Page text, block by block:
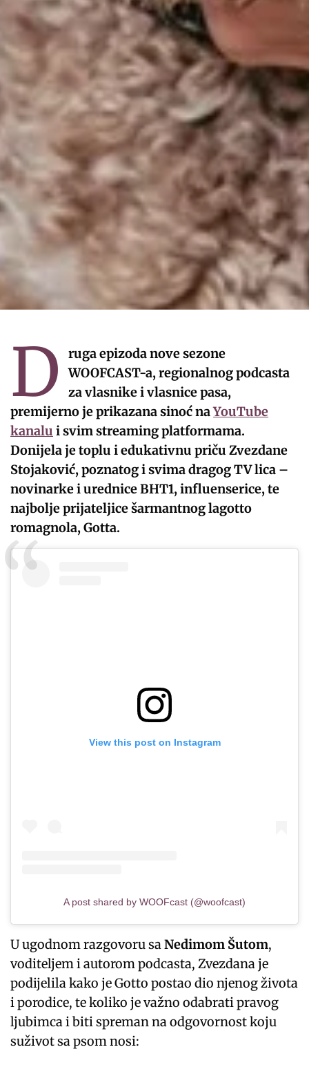
D
ruga epizoda nove sezone
WOOFCAST-a, regionalnog podcasta
za vlasnike i vlasnice pasa,
premijerno je prikazana sinoć naYouTube
kanalu i svim streaming platformama.
Donijela je toplu i edukativnu priču Zvezdane
Stojaković, poznatog i svima dragog TV lica –
novinarke i urednice BHT1, influenserice, te
najbolje prijateljice šarmantnog lagotto
romagnola, Gotta.
View this post on Instagram
A post shared by WOOFcast (@woofcast)
U ugodnom razgovoru saNedimom Šutom,
voditeljem i autorom podcasta, Zvezdana je
podijelila kako je Gotto postao dio njenog života
i porodice, te koliko je važno odabrati pravog
ljubimca i biti spreman na odgovornost koju
suživot sa psom nosi: